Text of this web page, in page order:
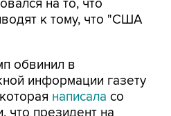
обвинил в
написала
что президент на
потребовал от